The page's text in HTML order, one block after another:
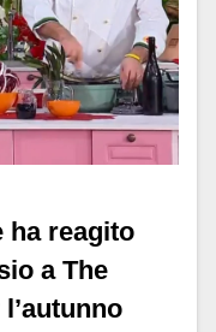
ha reagito
a The